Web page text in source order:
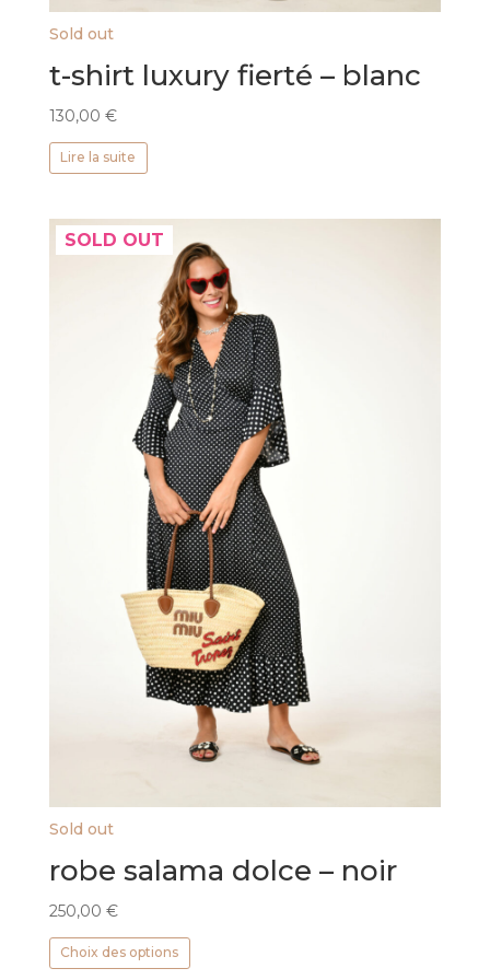
Sold out
t-shirt luxury fierté – blanc
130,00 €
Lire la suite
SOLD OUT
Sold out
robe salama dolce – noir
250,00 €
Choix des options
Ce